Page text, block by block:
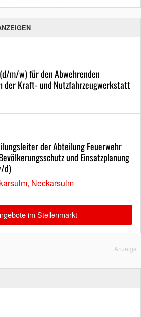
m/w) für den Abwehrenden
der Kraft- und Nutzfahrzeugwerkstatt
der Abteilung Feuerwehr
und Einsatzplanung
d)
Neckarsulm
im Stellenmarkt
Anzeige